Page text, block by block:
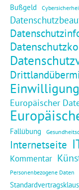
Bußgeld
Einwilligung
Europäischer
Fallübung
Internetseite
Kommentar
Personenbezogene Daten